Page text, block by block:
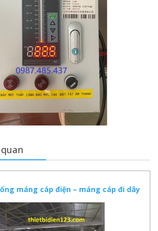
máng cáp điện – máng cáp đi dây